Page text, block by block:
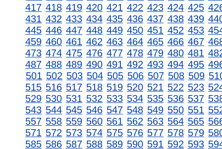
417 418 419 420 421 422 423 424 425
431 432 433 434 435 436 437 438 439
445 446 447 448 449 450 451 452 453
459 460 461 462 463 464 465 466 467
473 474 475 476 477 478 479 480 481
487 488 489 490 491 492 493 494 495
501 502 503 504 505 506 507 508 509
515 516 517 518 519 520 521 522 523
529 530 531 532 533 534 535 536 537
543 544 545 546 547 548 549 550 551
557 558 559 560 561 562 563 564 565
571 572 573 574 575 576 577 578 579
585 586 587 588 589 590 591 592 593